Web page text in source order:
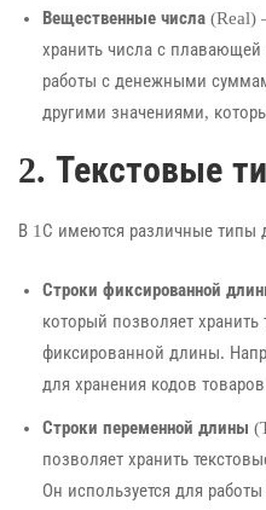
Вещественные числа (Real)
хранить числа с плавающей
работы с денежными
другими значениями,
2. Текстовые
В 1С имеются различные типы
Строки фиксированной
который позволяет хранить
фиксированной длины.
для хранения кодов
Строки переменной длины
позволяет хранить
Он используется для